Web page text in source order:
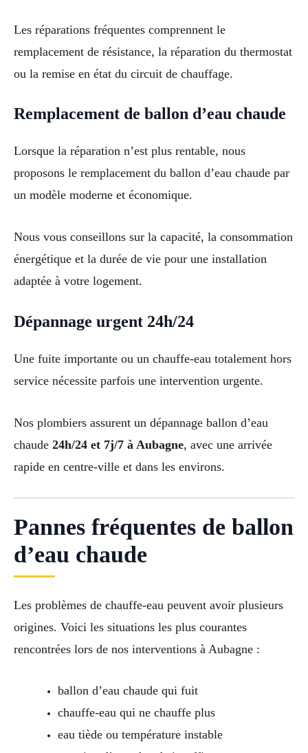
Les réparations fréquentes comprennent le
remplacement de résistance, la réparation du thermostat
ou la remise en état du circuit de chauffage.
Remplacement de ballon d’eau chaude
Lorsque la réparation n’est plus rentable, nous
proposons le remplacement du ballon d’eau chaude par
un modèle moderne et économique.
Nous vous conseillons sur la capacité, la consommation
énergétique et la durée de vie pour une installation
adaptée à votre logement.
Dépannage urgent 24h/24
Une fuite importante ou un chauffe-eau totalement hors
service nécessite parfois une intervention urgente.
Nos plombiers assurent un dépannage ballon d’eau
chaude 24h/24 et 7j/7 à Aubagne, avec une arrivée
rapide en centre-ville et dans les environs.
Pannes fréquentes de ballon
d’eau chaude
Les problèmes de chauffe-eau peuvent avoir plusieurs
origines. Voici les situations les plus courantes
rencontrées lors de nos interventions à Aubagne :
ballon d’eau chaude qui fuit
chauffe-eau qui ne chauffe plus
eau tiède ou température instable